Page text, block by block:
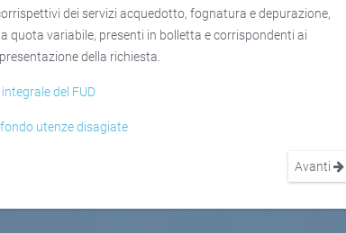
dei servizi acquedotto, fognatura e depurazione,
quota variabile, presenti in bolletta e corrispondenti ai
della richiesta.
del FUD
utenze disagiate
Avanti